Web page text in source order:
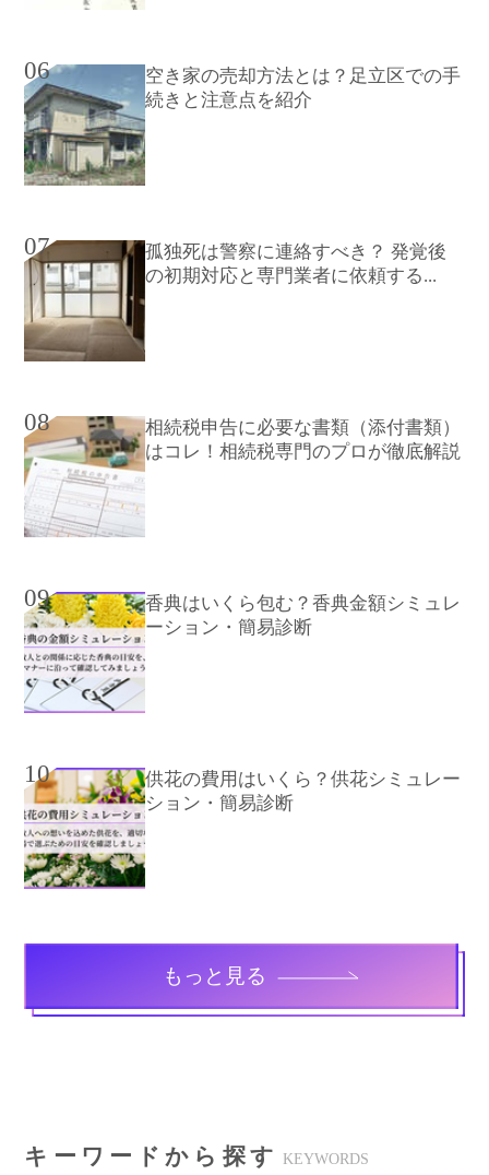
06
空き家の売却方法とは？足立区での手
続きと注意点を紹介
07
孤独死は警察に連絡すべき？ 発覚後
の初期対応と専門業者に依頼する...
08
相続税申告に必要な書類（添付書類）
はコレ！相続税専門のプロが徹底解説
09
香典はいくら包む？香典金額シミュレ
ーション・簡易診断
10
供花の費用はいくら？供花シミュレー
ション・簡易診断
もっと見る
キーワードから探す KEYWORDS